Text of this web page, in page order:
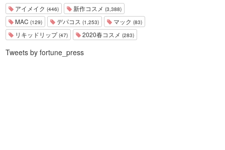
アイメイク (446) 新作コスメ (3,388)
MAC (129) デパコス (1,253) マック (83)
リキッドリップ(47) 2020春コスメ (283)
Tweets by fortune_press